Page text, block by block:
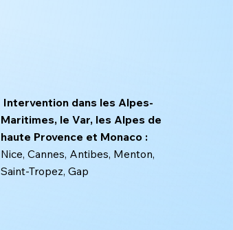
Intervention dans les Alpes-
Maritimes, le Var, les Alpes de
haute Provence et Monaco :
Nice, Cannes, Antibes, Menton,
Saint-Tropez, Gap